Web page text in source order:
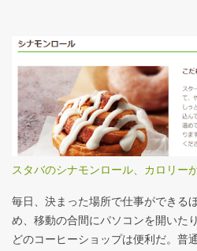
い。平均値で見ても情報は十分でな
ストグラムなどをあわせて見れば、
やすい。朝日新聞の記事は、人が一
把握しやすい。 そういえば、大きさ
るのって、最近見かけないなぁ・・
なのか？？
は微妙だ・・・と言い続けて10数
だ。ただ、その見直し内容も微妙で
旨。 AIにまとめさせるとこんな感じ
い」と言われているので、自分が話
言われるのは時間の問題だろう。
スタバのシナモンロール、カロリー
毎日、決まった場所で仕事ができる
め、移動の合間にパソコンを開いた
どのコーヒーショップは便利だ。普